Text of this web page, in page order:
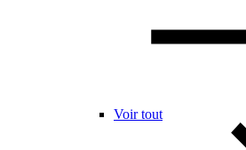
Voir tout